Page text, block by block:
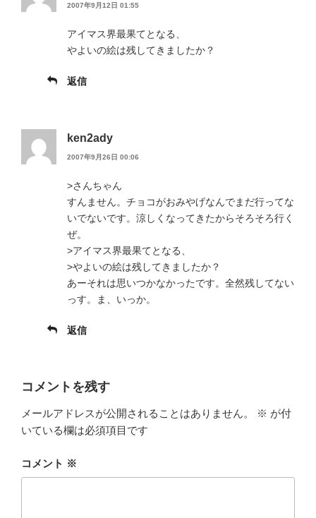
2007年9月12日 01:55
アイマス界最果てとなる、
やよいの絵は残してきましたか？
返信
ken2ady
2007年9月26日 00:06
>さんちゃん
すんません。チョコがおみやげなんでまだ行ってな
いでないです。涼しくなってきたからそろそろ行く
ぜ。
>アイマス界最果てとなる、
>やよいの絵は残してきましたか？
あーそれは思いつかなかったです。全然残してない
っす。ま、いっか。
返信
コメントを残す
メールアドレスが公開されることはありません。 ※ が付
いている欄は必須項目です
コメント ※